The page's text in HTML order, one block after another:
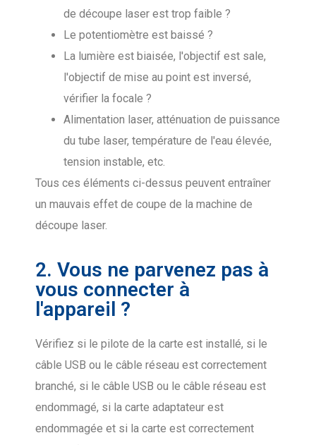
de découpe laser est trop faible ?
Le potentiomètre est baissé ?
La lumière est biaisée, l'objectif est sale,
l'objectif de mise au point est inversé,
vérifier la focale ?
Alimentation laser, atténuation de puissance
du tube laser, température de l'eau élevée,
tension instable, etc.
Tous ces éléments ci-dessus peuvent entraîner
un mauvais effet de coupe de la machine de
découpe laser.
2. Vous ne parvenez pas à
vous connecter à
l'appareil ?
Vérifiez si le pilote de la carte est installé, si le
câble USB ou le câble réseau est correctement
branché, si le câble USB ou le câble réseau est
endommagé, si la carte adaptateur est
endommagée et si la carte est correctement